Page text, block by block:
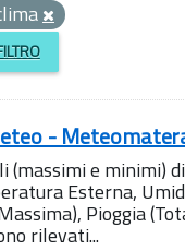
-
(massimi e minimi)
Esterna,
Pioggia
rilevati...